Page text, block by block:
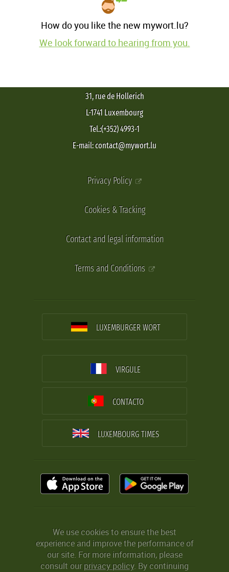
How do you like the new mywort.lu?
We look forward to hearing from you.
31, rue de Hollerich
L-1741 Luxembourg
Tel.:(+352) 4993-1
E-mail: contact@mywort.lu
Privacy Policy
Cookies & Tracking
Contact and legal information
Terms and Conditions
LUXEMBURGER WORT
VIRGULE
CONTACTO
LUXEMBOURG TIMES
We use cookies to ensure the best
experience and improve the performance of
our site. For more information, please
consult ourprivacy policy. By continuing